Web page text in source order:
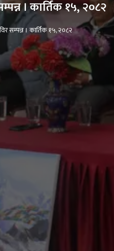
। कार्तिक १५, २०८२
सम्पन्न । कार्तिक १५, २०८२